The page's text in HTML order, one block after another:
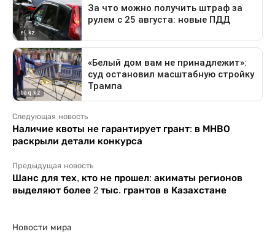
Следующая новость
Наличие квоты не гарантирует грант: в МНВО
раскрыли детали конкурса
Предыдущая новость
Шанс для тех, кто не прошел: акиматы регионов
выделяют более 2 тыс. грантов в Казахстане
Новости мира